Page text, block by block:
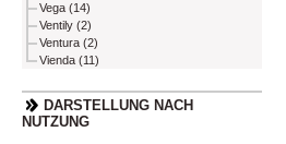
Vega (14)
Ventily (2)
Ventura (2)
Vienda (11)
DARSTELLUNG NACH
NUTZUNG